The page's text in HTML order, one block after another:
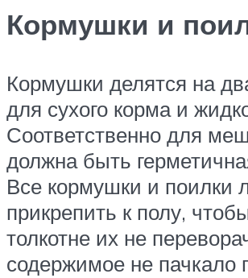
Кормушки и
Кормушки делятся на
для сухого корма и
Соответственно для
должна быть
Все кормушки и поилки
прикрепить к полу,
толкотне их не
содержимое не пачкало